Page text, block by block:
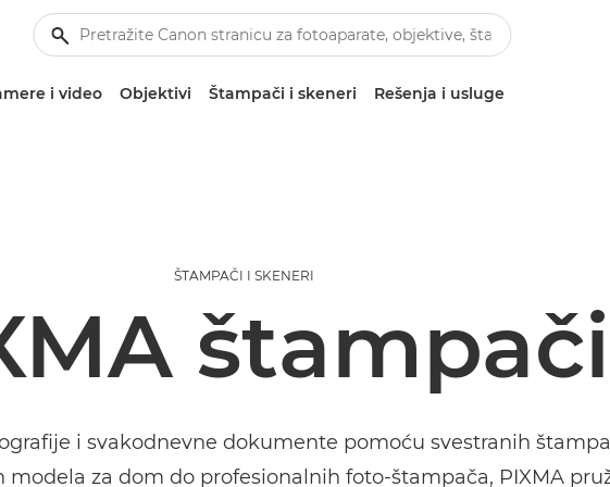
i video Objektivi Štampači i skeneri Rešenja i usluge
ŠTAMPAČI I SKENERI
štampači
i svakodnevne dokumente pomoću svestranih
modela za dom do profesionalnih foto-štampača, PIXMA